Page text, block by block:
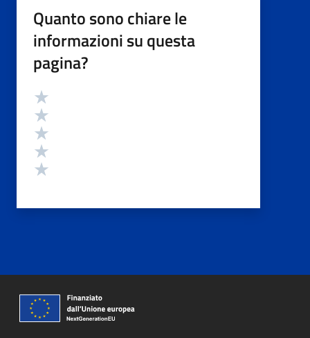
Quanto sono chiare le
informazioni su questa
pagina?
Valutazione